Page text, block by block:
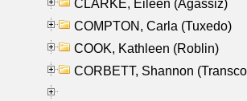
CLARKE, Eileen (Agassiz)
COMPTON, Carla (Tuxedo)
COOK, Kathleen (Roblin)
CORBETT, Shannon